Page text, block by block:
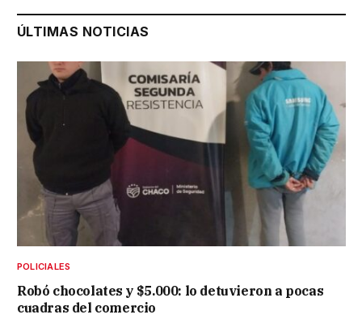
ÚLTIMAS NOTICIAS
POLICIALES
Robó chocolates y $5.000: lo detuvieron a pocas
cuadras del comercio